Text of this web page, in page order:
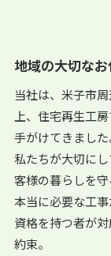
地域の大切な
当社は、米子市
上、住宅再生工
手がけてきました
私たちが大切に
客様の暮らしを守
本当に必要な工
資格を持つ者が
約束。